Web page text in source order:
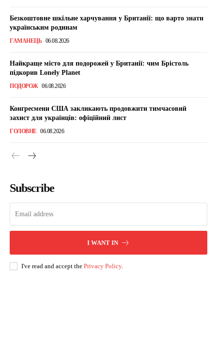
Безкоштовне шкільне харчування у Британії: що варто знати
українським родинам
ГАМАНЕЦЬ 06.08.2026
Найкраще місто для подорожей у Британії: чим Брістоль
підкорив Lonely Planet
ПОДОРОЖ 06.08.2026
Конгресмени США закликають продовжити тимчасовий
захист для українців: офіційний лист
ГОЛОВНЕ 06.08.2026
Subscribe
I WANT IN
I've read and accept the Privacy Policy.